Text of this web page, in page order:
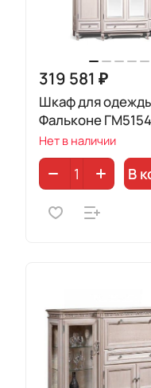
319 581 ₽
Шкаф для
Фальконе ГМ5154
Нет в наличии
В